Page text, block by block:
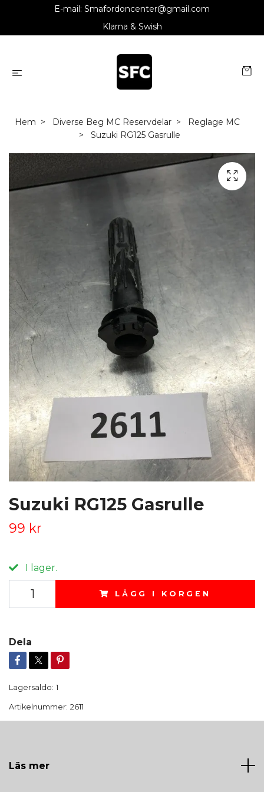
E-mail: Smafordoncenter@gmail.com
Klarna & Swish
Hem Diverse Beg MC Reservdelar
Reglage MC
Suzuki RG125 Gasrulle
Suzuki RG125 Gasrulle
99 kr
I lager.
LÄGG I KORGEN
Dela
Lagersaldo: 1
Artikelnummer: 2611
Läs mer